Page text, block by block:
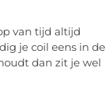
van tijd altijd
je coil eens in de
dan zit je wel